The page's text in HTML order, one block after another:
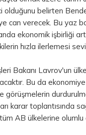
olduğunu belirten
can verecek. Bu yaz
ekonomik işbirliği
hızla ilerlemesi
Bakanı Lavrov'un
Bu da
görüşmelerin
karar toplantısında
AB ülkelerine